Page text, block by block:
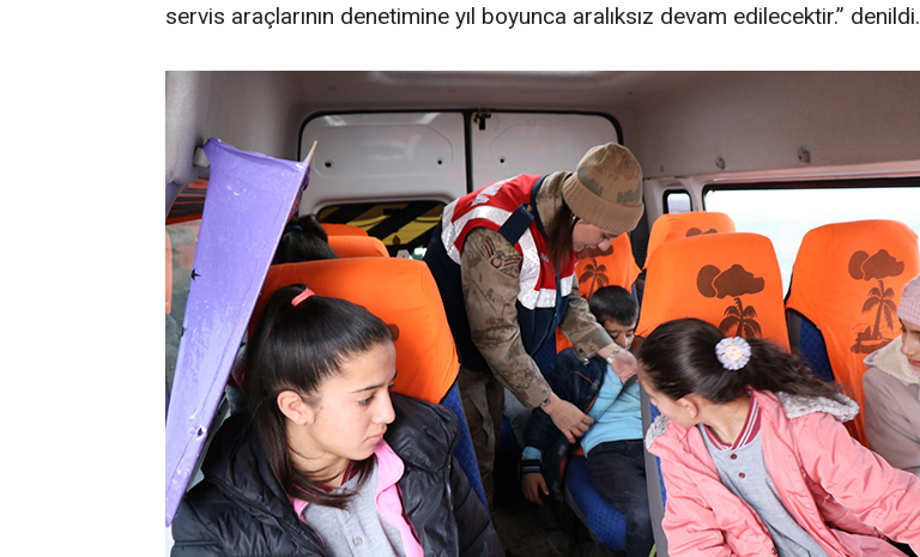
servis araçlarının denetimine yıl boyunca aralıksız devam edilecektir.” denildi.